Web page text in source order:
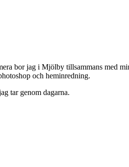
bor jag i Mjölby tillsammans med
och heminredning.
tar genom dagarna.